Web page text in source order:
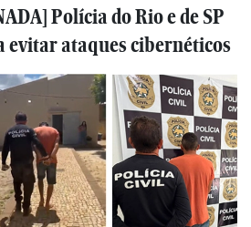
Polícia do Rio e de SP
evitar ataques cibernéticos